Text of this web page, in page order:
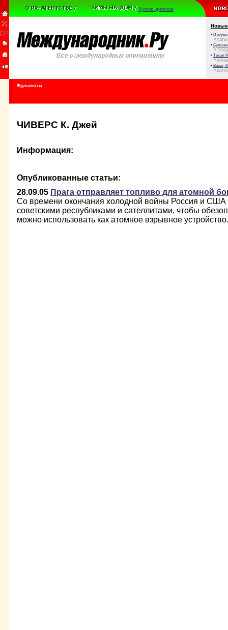
Куплю диплом
Новые
• И
//
•
//
• Тихая
//
• Виват,
//
Журналисты
ЧИВЕРС К. Джей
Информация:
Опубликованные статьи:
28.09.05 Прага отправляет топливо для атомной
Со времени окончания холодной войны Россия и
советскими республиками и сателлитами, чтобы
можно использовать как атомное взрывное устройство.